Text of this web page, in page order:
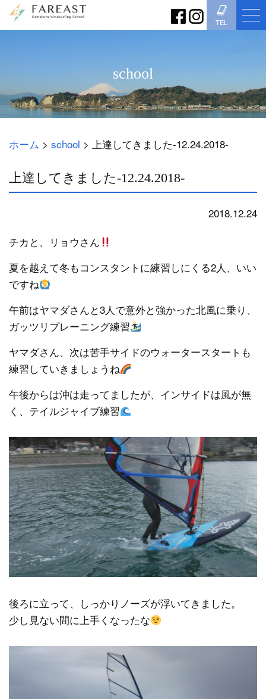
TEL
school
ホーム > school > 上達してきました-12.24.2018-
上達してきました-12.24.2018-
2018.12.24
チカと、リョウさん
夏を越えて冬もコンスタントに練習しにくる2人、いい
ですね
午前はヤマダさんと3人で意外と強かった北風に乗り、
ガッツリプレーニング練習
ヤマダさん、次は苦手サイドのウォータースタートも
練習していきましょうね
午後からは沖は走ってましたが、インサイドは風が無
く、テイルジャイブ練習
後ろに立って、しっかりノーズが浮いてきました。
少し見ない間に上手くなったな